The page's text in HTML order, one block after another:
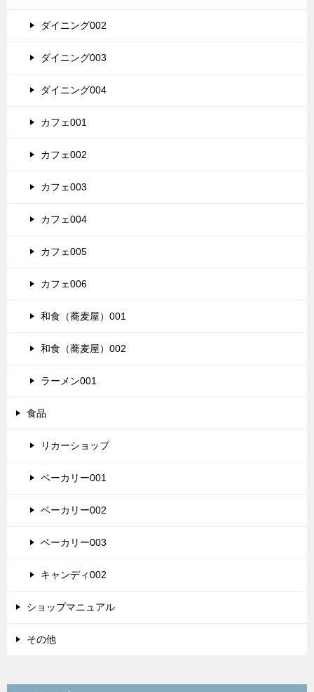
ダイニング002
ダイニング003
ダイニング004
カフェ001
カフェ002
カフェ003
カフェ004
カフェ005
カフェ006
和食（蕎麦屋）001
和食（蕎麦屋）002
ラーメン001
食品
リカーショップ
ベーカリー001
ベーカリー002
ベーカリー003
キャンディ002
ショップマニュアル
その他